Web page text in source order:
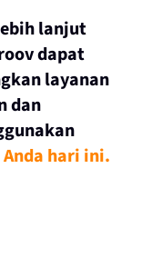
lanjut
dapat
layanan
dan
Anda hari ini.